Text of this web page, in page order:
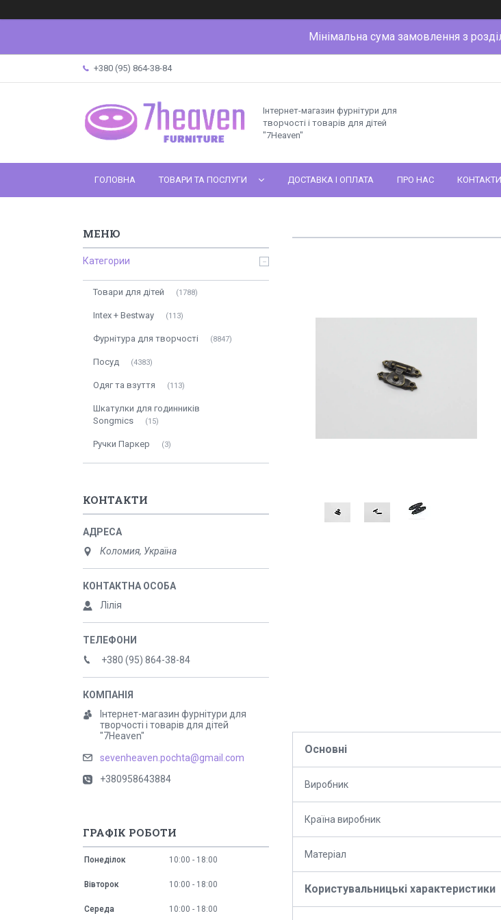
Мінімальна сума замовлення з
+380 (95) 864-38-84
Інтернет-магазин фурнітури для
творчості і товарів для дітей
"7Heaven"
ГОЛОВНА ТОВАРИ ТА ПОСЛУГИ ДОСТАВКА І ОПЛАТА ПРО НАС КОНТАКТИ
Основні
Виробник
Країна виробник
Матеріал
Користувальницькі характеристики
Категории
Товари для дітей 1788
Intex + Bestway 113
Фурнітура для творчості 8847
Посуд 4383
Одяг та взуття 113
Шкатулки для годинників
Songmics
15
Ручки Паркер 3
КОНТАКТИ
Коломия, Україна
Лілія
+380 (95) 864-38-84
Інтернет-магазин фурнітури для
творчості і товарів для дітей
"7Heaven"
sevenheaven.pochta@gmail.com
+380958643884
ГРАФІК РОБОТИ
Понеділок 10:00 18:00
Вівторок 10:00 18:00
Середа 10:00 18:00